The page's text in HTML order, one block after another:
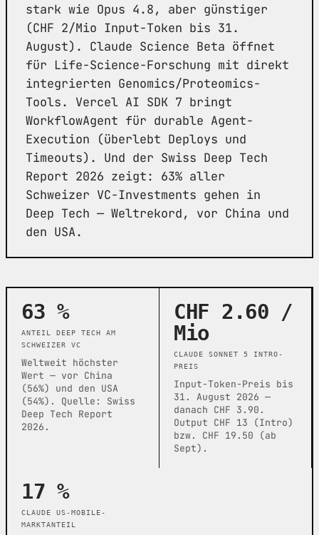
stark wie Opus 4.8, aber günstiger
(CHF 2/Mio Input-Token bis 31.
August). Claude Science Beta öffnet
für Life-Science-Forschung mit direkt
integrierten Genomics/Proteomics-
Tools. Vercel AI SDK 7 bringt
WorkflowAgent für durable Agent-
Execution (überlebt Deploys und
Timeouts). Und der Swiss Deep Tech
Report 2026 zeigt: 63% aller
Schweizer VC-Investments gehen in
Deep Tech — Weltrekord, vor China und
den USA.
63 %
ANTEIL DEEP TECH AM
SCHWEIZER VC
Weltweit höchster
Wert — vor China
(56%) und den USA
(54%). Quelle: Swiss
Deep Tech Report
2026.
CHF 2.60 /
Mio
CLAUDE SONNET 5 INTRO-
PREIS
Input-Token-Preis bis
31. August 2026 —
danach CHF 3.90.
Output CHF 13 (Intro)
bzw. CHF 19.50 (ab
Sept).
17 %
CLAUDE US-MOBILE-
MARKTANTEIL